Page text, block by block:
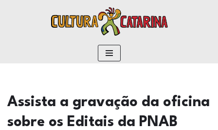
Assista a gravação da oficina
sobre os Editais da PNAB